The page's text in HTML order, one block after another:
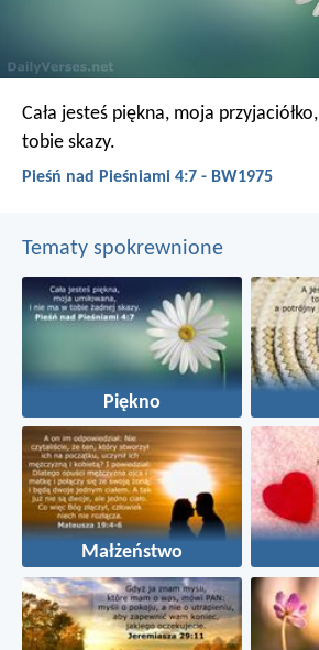
Cała jesteś piękna, moja przyjaciółko,
tobie skazy.
Pieśń nad Pieśniami 4:7 - BW1975
Tematy spokrewnione
Piękno
Małżeństwo